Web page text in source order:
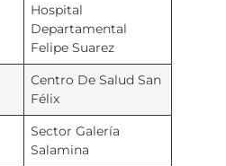
Hospital
Departamental
Felipe Suarez
Centro De Salud San
Félix
Sector Galería
Salamina